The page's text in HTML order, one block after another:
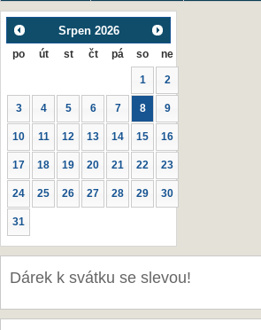
Srpen 2026
po út st čt pá so ne
1 2
3 4 5 6 7 8 9
10 11 12 13 14 15 16
17 18 19 20 21 22 23
24 25 26 27 28 29 30
31
Dárek k svátku se slevou!